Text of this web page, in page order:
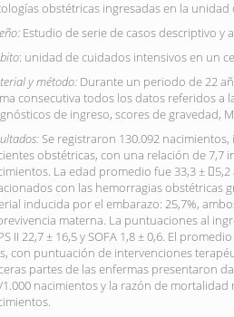
obstétricas ingresadas en la unidad
Estudio de serie de casos descriptivo y
: unidad de cuidados intensivos en un
y método: Durante un periodo de 22
consecutiva todos los datos referidos a
de ingreso, scores de gravedad,
Se registraron 130.092 nacimientos,
obstétricas, con una relación de 7,7
La edad promedio fue 33,3 ±
con las hemorragias obstétricas
inducida por el embarazo: 25,7%,
materna. La puntuaciones al
II 22,7 ± 16,5 y SOFA 1,8 ± 0,6. El
con puntuación de intervenciones
partes de las enfermas presentaron
1.000 nacimientos y la razón de mortalidad